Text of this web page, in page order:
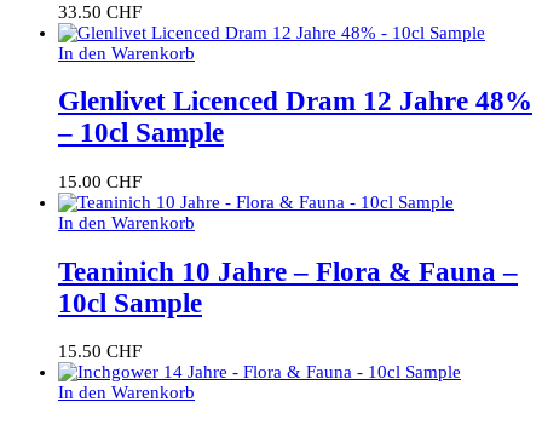
33.50 CHF
In den Warenkorb
Glenlivet Licenced Dram 12 Jahre 48%
– 10cl Sample
15.00 CHF
In den Warenkorb
Teaninich 10 Jahre – Flora & Fauna –
10cl Sample
15.50 CHF
In den Warenkorb